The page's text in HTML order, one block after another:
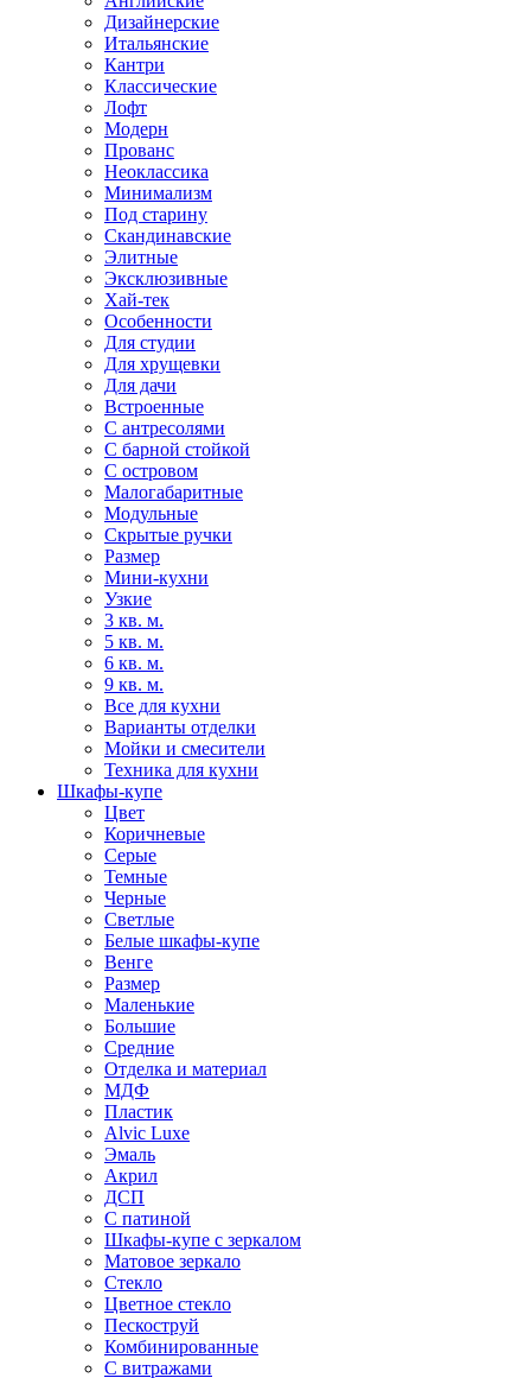
Дизайнерские
Итальянские
Кантри
Классические
Лофт
Модерн
Прованс
Неоклассика
Минимализм
Под старину
Скандинавские
Элитные
Эксклюзивные
Хай-тек
Особенности
Для студии
Для хрущевки
Для дачи
Встроенные
С антресолями
С барной стойкой
С островом
Малогабаритные
Модульные
Скрытые ручки
Размер
Мини-кухни
Узкие
3 кв. м.
5 кв. м.
6 кв. м.
9 кв. м.
Все для кухни
Варианты отделки
Мойки и смесители
Техника для кухни
Шкафы-купе
Цвет
Коричневые
Серые
Темные
Черные
Светлые
Белые шкафы-купе
Венге
Размер
Маленькие
Большие
Средние
Отделка и материал
МДФ
Пластик
Alvic Luxe
Эмаль
Акрил
ДСП
С патиной
Шкафы-купе с зеркалом
Матовое зеркало
Стекло
Цветное стекло
Пескоструй
Комбинированные
С витражами